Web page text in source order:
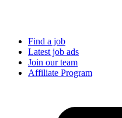
Find a job
Latest job ads
Join our team
Affiliate Program